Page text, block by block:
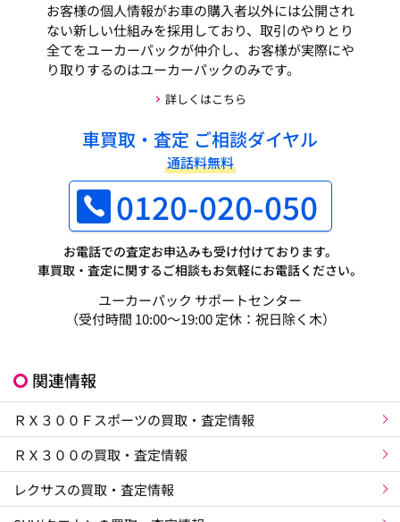
お客様の個人情報がお車の購入者以外には公開され
ない新しい仕組みを採用しており、取引のやりとり
全てをユーカーパックが仲介し、お客様が実際にや
り取りするのはユーカーパックのみです。
詳しくはこちら
車買取・査定 ご相談ダイヤル
通話料無料
0120-020-050
お電話での査定お申込みも受け付けております。
車買取・査定に関するご相談もお気軽にお電話ください。
ユーカーパック サポートセンター
（受付時間 10:00～19:00 定休：祝日除く木）
関連情報
ＲＸ３００Ｆスポーツの買取・査定情報
ＲＸ３００の買取・査定情報
レクサスの買取・査定情報